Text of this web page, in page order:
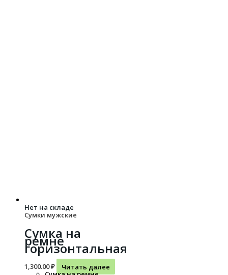
Нет на складе
Сумки мужские
Сумка на
ремне
горизонтальная
1,300.00₽
Читать далее